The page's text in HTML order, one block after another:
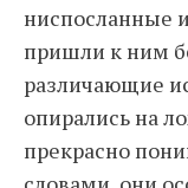
ниспосланные
пришли к ним
различающие
опирались на
прекрасно